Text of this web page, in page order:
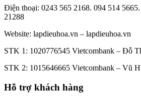
Điện thoại: 0243 565 2168. 094 514
21288
Website: lapdieuhoa.vn – lapdieuhoa.vn
STK 1: 1020776545 Vietcombank – Đỗ
STK 2: 1015646665 Vietcombank – Vũ
Hỗ trợ khách hàng